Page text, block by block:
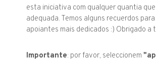
esta iniciativa com qualquer quantia
adequada. Temos alguns recuerdos
apoiantes mais dedicados :) Obrigado a
Importante: por favor, seleccionem